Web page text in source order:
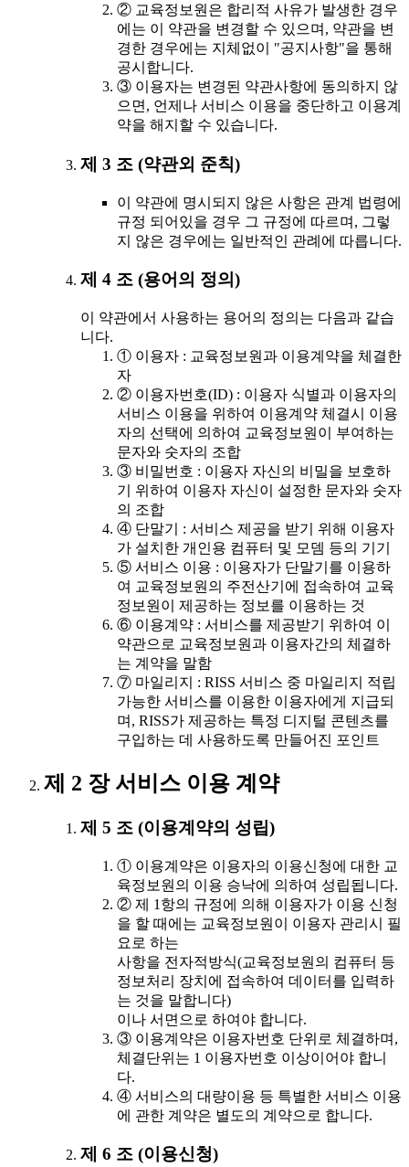
② 교육정보원은 합리적 사유가 발생한 경우
에는 이 약관을 변경할 수 있으며, 약관을 변
경한 경우에는 지체없이 "공지사항"을 통해
공시합니다.
③ 이용자는 변경된 약관사항에 동의하지 않
으면, 언제나 서비스 이용을 중단하고 이용계
약을 해지할 수 있습니다.
제 3 조 (약관외 준칙)
이 약관에 명시되지 않은 사항은 관계 법령에
규정 되어있을 경우 그 규정에 따르며, 그렇
지 않은 경우에는 일반적인 관례에 따릅니다.
제 4 조 (용어의 정의)
이 약관에서 사용하는 용어의 정의는 다음과 같습
니다.
① 이용자 : 교육정보원과 이용계약을 체결한
자
② 이용자번호(ID) : 이용자 식별과 이용자의
서비스 이용을 위하여 이용계약 체결시 이용
자의 선택에 의하여 교육정보원이 부여하는
문자와 숫자의 조합
③ 비밀번호 : 이용자 자신의 비밀을 보호하
기 위하여 이용자 자신이 설정한 문자와 숫자
의 조합
④ 단말기 : 서비스 제공을 받기 위해 이용자
가 설치한 개인용 컴퓨터 및 모뎀 등의 기기
⑤ 서비스 이용 : 이용자가 단말기를 이용하
여 교육정보원의 주전산기에 접속하여 교육
정보원이 제공하는 정보를 이용하는 것
⑥ 이용계약 : 서비스를 제공받기 위하여 이
약관으로 교육정보원과 이용자간의 체결하
는 계약을 말함
⑦ 마일리지 : RISS 서비스 중 마일리지 적립
가능한 서비스를 이용한 이용자에게 지급되
며, RISS가 제공하는 특정 디지털 콘텐츠를
구입하는 데 사용하도록 만들어진 포인트
제 2 장 서비스 이용 계약
제 5 조 (이용계약의 성립)
① 이용계약은 이용자의 이용신청에 대한 교
육정보원의 이용 승낙에 의하여 성립됩니다.
② 제 1항의 규정에 의해 이용자가 이용 신청
을 할 때에는 교육정보원이 이용자 관리시 필
요로 하는
사항을 전자적방식(교육정보원의 컴퓨터 등
정보처리 장치에 접속하여 데이터를 입력하
는 것을 말합니다)
이나 서면으로 하여야 합니다.
③ 이용계약은 이용자번호 단위로 체결하며,
체결단위는 1 이용자번호 이상이어야 합니
다.
④ 서비스의 대량이용 등 특별한 서비스 이용
에 관한 계약은 별도의 계약으로 합니다.
제 6 조 (이용신청)